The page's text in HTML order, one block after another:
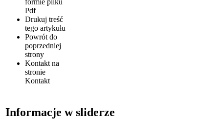
Pdf
Drukuj treść
tego artykułu
Powrót do
poprzedniej
strony
Kontakt na
stronie
Kontakt
Informacje w sliderze